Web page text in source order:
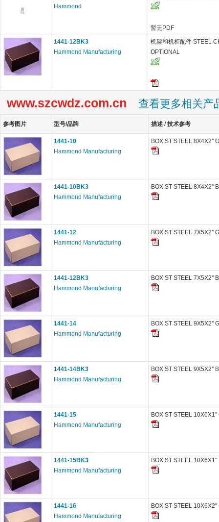
Hammond
暂无PDF
1441-12BK3
Hammond Manufacturing
机架和机柜配件 STEEL
OPTIONAL
www.szcwdz.com.cn 查看更多相关产
参考图片 型号/品牌 描述 / 技术参考
1441-10
Hammond Manufacturing
BOX ST STEEL 8X4X2''
1441-10BK3
Hammond Manufacturing
BOX ST STEEL 8X4X2''
1441-12
Hammond Manufacturing
BOX ST STEEL 7X5X2''
1441-12BK3
Hammond Manufacturing
BOX ST STEEL 7X5X2''
1441-14
Hammond Manufacturing
BOX ST STEEL 9X5X2''
1441-14BK3
Hammond Manufacturing
BOX ST STEEL 9X5X2''
1441-15
Hammond Manufacturing
BOX ST STEEL 10X6X1''
1441-15BK3
Hammond Manufacturing
BOX ST STEEL 10X6X1''
1441-16
Hammond Manufacturing
BOX ST STEEL 10X6X2''